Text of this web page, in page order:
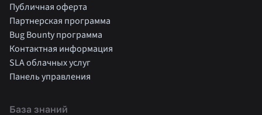
Публичная оферта
Партнерская программа
Bug Bounty программа
Контактная информация
SLA облачных услуг
Панель управления
База знаний